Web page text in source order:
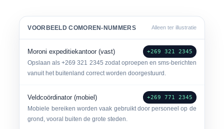
VOORBEELD COMOREN-NUMMERS Alleen ter illustratie
Moroni expeditiekantoor (vast) +269 321 2345
Opslaan als+269 321 2345 zodat oproepen en sms-berichten
vanuit het buitenland correct worden doorgestuurd.
Veldcoördinator (mobiel) +269 771 2345
Mobiele bereiken worden vaak gebruikt door personeel op de
grond, vooral buiten de grote steden.